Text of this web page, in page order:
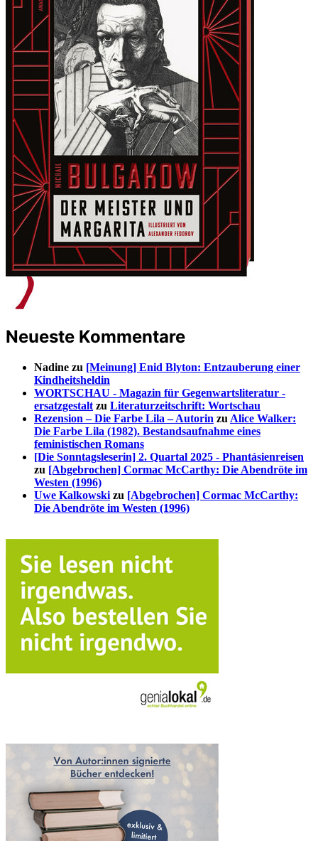
Neueste Kommentare
Nadine zu [Meinung] Enid Blyton: Entzauberung einer
Kindheitsheldin
WORTSCHAU - Magazin für Gegenwartsliteratur -
ersatzgestalt zu Literaturzeitschrift: Wortschau
Rezension – Die Farbe Lila – Autorin zu Alice Walker:
Die Farbe Lila (1982). Bestandsaufnahme eines
feministischen Romans
[Die Sonntagsleserin] 2. Quartal 2025 - Phantásienreisen
zu [Abgebrochen] Cormac McCarthy: Die Abendröte im
Westen (1996)
Uwe Kalkowski zu [Abgebrochen] Cormac McCarthy:
Die Abendröte im Westen (1996)